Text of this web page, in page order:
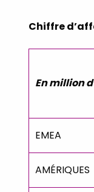
Chiffre
En million
EMEA
AMÉRIQUES